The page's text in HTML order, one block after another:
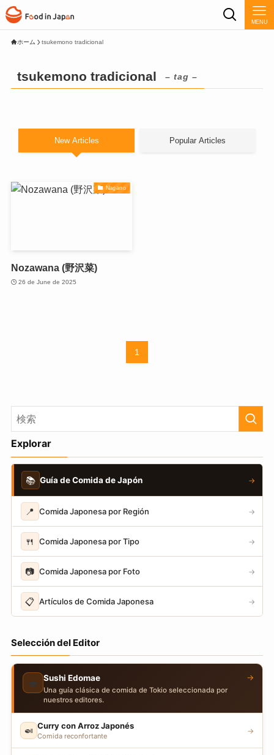
MENU
ホーム tsukemono tradicional
tsukemono tradicional – tag –
New Articles Popular Articles
Nagano
Nozawana (野沢菜)
26 de June de 2025
1
Explorar
📚 Guía de Comida de Japón →
📍 Comida Japonesa por Región →
🍴 Comida Japonesa por Tipo →
📷 Comida Japonesa por Foto →
📋 Artículos de Comida Japonesa →
Selección del Editor
🍣 Sushi Edomae
Una guía clásica de comida de Tokio seleccionada por
nuestros editores.
→
🍛 Curry con Arroz Japonés
Comida reconfortante
→